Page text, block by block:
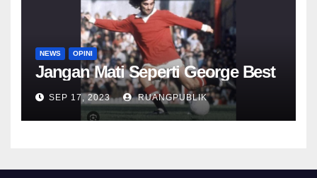
NEWS OPINI
Jangan Mati Seperti George Best
SEP 17, 2023 RUANGPUBLIK